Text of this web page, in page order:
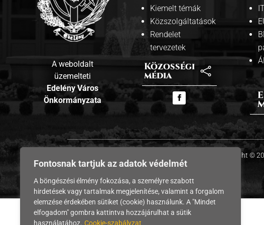
Fontosnak tartjuk az adatok védelmét
A böngészési élmény fokozása, a személyre szabott
hirdetések vagy tartalmak megjelenítése, valamint a forgalom
elemzése érdekében sütiket (cookie) használunk. A "Mindet
elfogadom" gombra kattintva hozzájárulhat a sütik
használatához. Cookie-szabályzat
A weboldalt
üzemelteti
Edelény Város
Önkormányzata
Kiemelt témák
Közszolgáltatások
Rendelet
tervezetek

Közosségi
média
Copyright ©